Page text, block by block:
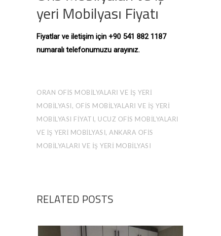
yeri Mobilyası Fiyatı
Fiyatlar ve iletişim için +90 541 882 1187
numaralı telefonumuzu arayınız.
ORAN OFIS MOBILYALARI VE İŞ YERI
MOBILYASI, OFIS MOBILYALARI VE İŞ YERI
MOBILYASI FIYATI, UCUZ OFIS MOBILYALARI
VE İŞ YERI MOBILYASI, ANKARA OFIS
MOBILYALARI VE İŞ YERI MOBILYASI
RELATED POSTS